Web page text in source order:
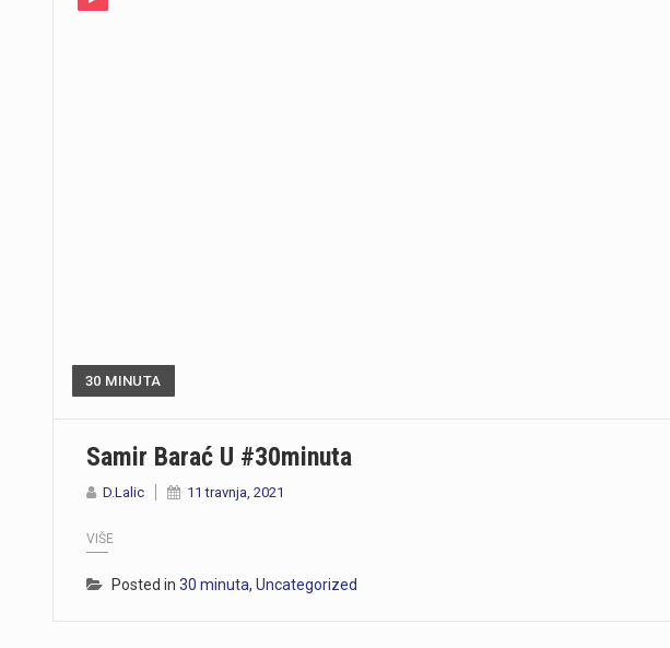
30 MINUTA
Samir Barać U #30minuta
D.Lalic 11 travnja, 2021
VIŠE
Posted in 30 minuta, Uncategorized